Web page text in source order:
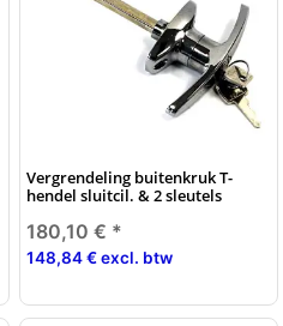
Vergrendeling buitenkruk T-
hendel sluitcil. & 2 sleutels
180,10 € *
148,84 € excl. btw